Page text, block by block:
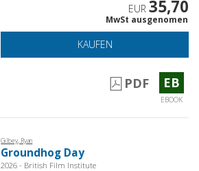
EUR 35,70
MwSt ausgenomen
KAUFEN
PDF EB
EBOOK
Gilbey, Ryan
Groundhog Day
2026 - British Film Institute